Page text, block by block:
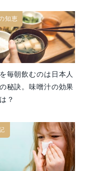
知恵
毎朝飲むのは日本人
秘訣。味噌汁の効果
？